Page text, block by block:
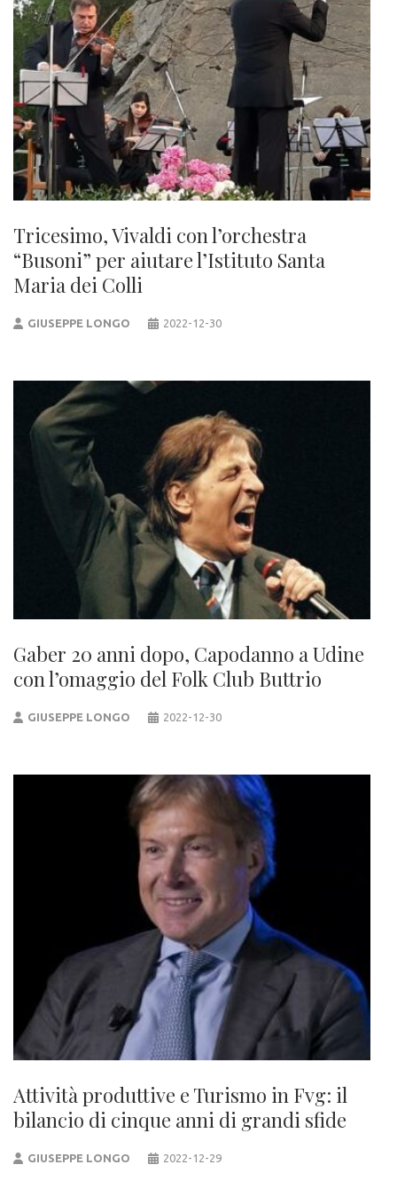
Tricesimo, Vivaldi con l’orchestra
“Busoni” per aiutare l’Istituto Santa
Maria dei Colli
GIUSEPPE LONGO 2022-12-30
Gaber 20 anni dopo, Capodanno a Udine
con l’omaggio del Folk Club Buttrio
GIUSEPPE LONGO 2022-12-30
Attività produttive e Turismo in Fvg: il
bilancio di cinque anni di grandi sfide
GIUSEPPE LONGO 2022-12-29